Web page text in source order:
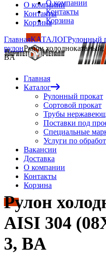
О компании
Контакты
Корзина
Главная
Каталог
Рулонный прокат
Сортовой прокат
Трубы
Поставки под
Специальные
Услуги по
Вакансии
Доставка
О компании
Контакты
Корзина
О компании
Контакты
Корзина
ГлавнаяКАТАЛОГРулонный
рулонРулон
BA
Рулон
AISI 304
3, BA